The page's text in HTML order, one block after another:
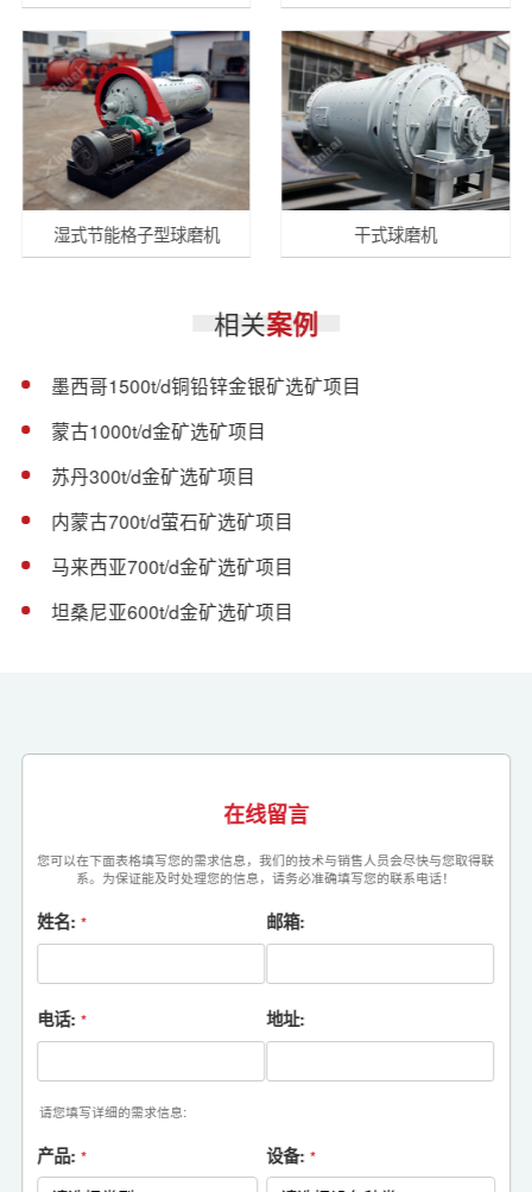
湿式节能格子型球磨机 干式球磨机
相关案例
墨西哥1500t/d铜铅锌金银矿选矿项目
蒙古1000t/d金矿选矿项目
苏丹300t/d金矿选矿项目
内蒙古700t/d萤石矿选矿项目
马来西亚700t/d金矿选矿项目
坦桑尼亚600t/d金矿选矿项目
在线留言
您可以在下面表格填写您的需求信息，我们的技术与销售人员会尽快与您取得联
系。为保证能及时处理您的信息，请务必准确填写您的联系电话！
姓名: * 邮箱:
电话: * 地址:
请您填写详细的需求信息:
产品: * 设备: *